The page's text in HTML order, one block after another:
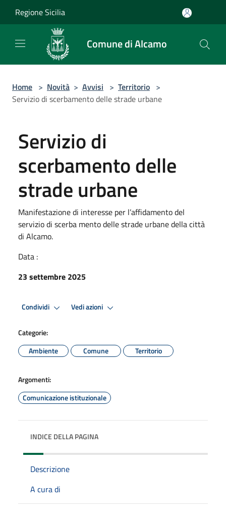
Regione Sicilia
Comune di Alcamo
Home > Novità > Avvisi > Territorio >
Servizio di scerbamento delle strade urbane
Servizio di
scerbamento delle
strade urbane
Manifestazione di interesse per l’affidamento del
servizio di scerba mento delle strade urbane della città
di Alcamo.
Data :
23 settembre 2025
Condividi Vedi azioni
Categorie:
Ambiente
Comune Territorio
Argomenti:
Comunicazione istituzionale
INDICE DELLA PAGINA
Descrizione
A cura di